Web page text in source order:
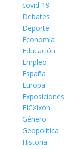
covid-19
Debates
Deporte
Economía
Educación
Empleo
España
Europa
Exposiciones
FICXixón
Género
Geopolítica
Historia